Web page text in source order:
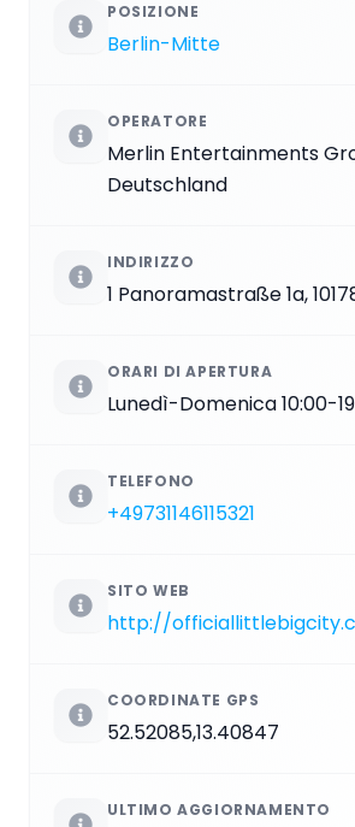
POSIZIONE
Berlin-Mitte
OPERATORE
Merlin Entertainments
Deutschland
INDIRIZZO
1 Panoramastraße 1a,
ORARI DI APERTURA
Lunedì-Domenica 10:00-
TELEFONO
+49731146115321
SITO WEB
http://
COORDINATE GPS
52.52085,13.40847
ULTIMO AGGIORNAMENTO